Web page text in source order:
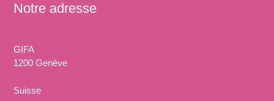
Notre adresse
GIFA
1200 Genève
Suisse